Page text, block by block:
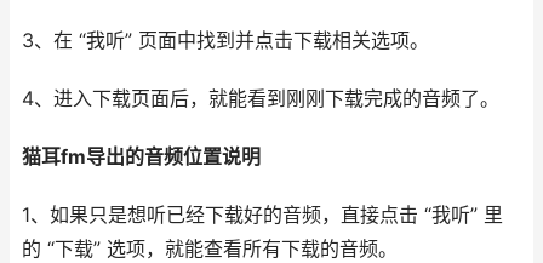
3、在 “我听” 页面中找到并点击下载相关选项。
4、进入下载页面后，就能看到刚刚下载完成的音频了。
猫耳fm导出的音频位置说明
1、如果只是想听已经下载好的音频，直接点击 “我听” 里
的 “下载” 选项，就能查看所有下载的音频。